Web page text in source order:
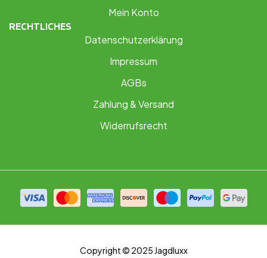
Mein Konto
RECHTLICHES
Datenschutzerklärung
Impressum
AGBs
Zahlung & Versand
Widerrufsrecht
Copyright © 2025 Jagdluxx